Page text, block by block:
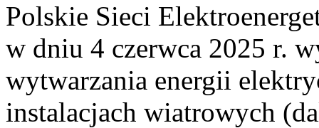
Polskie Sieci
w dniu 4 czerwca 2025 r.
wytwarzania energii
instalacjach wiatrowych